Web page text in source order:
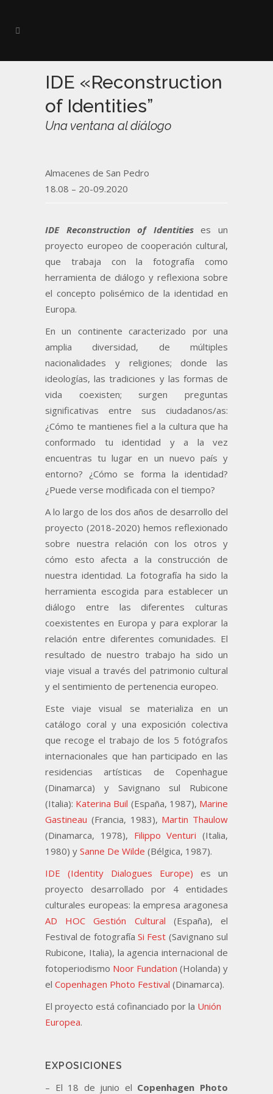
IDE «Reconstruction
of Identities”
Una ventana al diálogo
Almacenes de San Pedro
18.08 – 20-09.2020
IDE Reconstruction of Identitieses un
proyecto europeo de cooperación cultural,
que trabaja con la fotografía como
herramienta de diálogo y reflexiona sobre
el concepto polisémico de la identidad en
Europa.
En un continente caracterizado por una
amplia diversidad, de múltiples
nacionalidades y religiones; donde las
ideologías, las tradiciones y las formas de
vida coexisten; surgen preguntas
significativas entre sus ciudadanos/as:
¿Cómo te mantienes fiel a la cultura que ha
conformado tu identidad y a la vez
encuentras tu lugar en un nuevo país y
entorno? ¿Cómo se forma la identidad?
¿Puede verse modificada con el tiempo?
A lo largo de los dos años de desarrollo del
proyecto (2018-2020) hemos reflexionado
sobre nuestra relación con los otros y
cómo esto afecta a la construcción de
nuestra identidad. La fotografía ha sido la
herramienta escogida para establecer un
diálogo entre las diferentes culturas
coexistentes en Europa y para explorar la
relación entre diferentes comunidades. El
resultado de nuestro trabajo ha sido un
viaje visual a través del patrimonio cultural
y el sentimiento de pertenencia europeo.
Este viaje visual se materializa en un
catálogo coral y una exposición colectiva
que recoge el trabajo de los 5 fotógrafos
internacionales que han participado en las
residencias artísticas de Copenhague
(Dinamarca) y Savignano sul Rubicone
(Italia): Katerina Buil (España, 1987), Marine
Gastineau (Francia, 1983), Martin Thaulow
(Dinamarca, 1978), Filippo Venturi (Italia,
1980) y Sanne De Wilde (Bélgica, 1987).
IDE (Identity Dialogues Europe) es un
proyecto desarrollado por 4 entidades
culturales europeas: la empresa aragonesa
AD HOC Gestión Cultural (España), el
Festival de fotografía Si Fest (Savignano sul
Rubicone, Italia), la agencia internacional de
fotoperiodismo Noor Fundation (Holanda) y
el Copenhagen Photo Festival (Dinamarca).
El proyecto está cofinanciado por la Unión
Europea.
EXPOSICIONES
– El 18 de junio el Copenhagen Photo